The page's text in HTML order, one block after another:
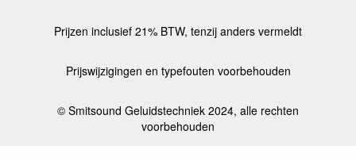
Prijzen inclusief 21% BTW, tenzij anders vermeldt
Prijswijzigingen en typefouten voorbehouden
© Smitsound Geluidstechniek 2024, alle rechten
voorbehouden